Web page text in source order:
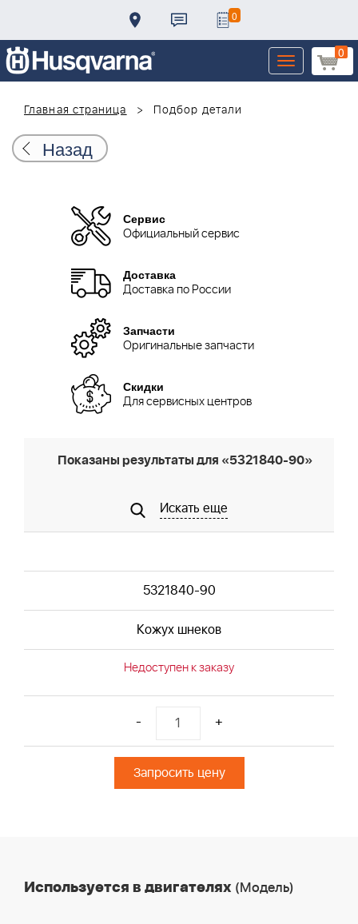
0
0
Toggle
navigation
Главная страница
Подбор детали
Назад
Сервис
Официальный сервис
Доставка
Доставка по России
Запчасти
Оригинальные запчасти
Скидки
Для сервисных центров
Показаны результаты для «5321840-90»
Искать еще
5321840-90
Кожух шнеков
Недоступен к заказу
- +
Запросить цену
Используется в двигателях (Модель)